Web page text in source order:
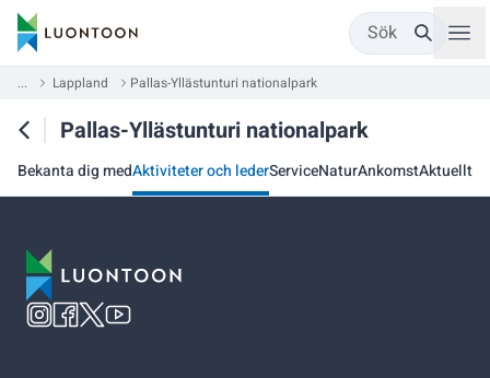
Sök
... Lappland Pallas-Yllästunturi nationalpark
Pallas-Yllästunturi nationalpark
Bekanta dig medAktiviteter och lederServiceNaturAnkomstAktuellt